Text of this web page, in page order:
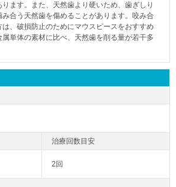
ます。また、天然歯より硬いため、歯ぎしり
合う天然歯を傷めることがあります。咬み合
、破損防止のためにマウスピースをおすすめ
単体の素材に比べ、天然歯を削る量が若干多
2回